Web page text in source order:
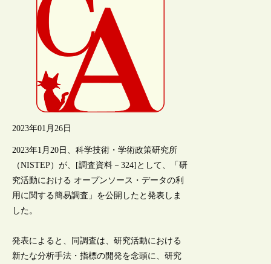
2023年01月26日
2023年1月20日、科学技術・学術政策研究所
（NISTEP）が、[調査資料－324]として、「研
究活動における オープンソース・データの利
用に関する簡易調査」を公開したと発表しま
した。
発表によると、同調査は、研究活動における
新たな分析手法・指標の開発を念頭に、研究